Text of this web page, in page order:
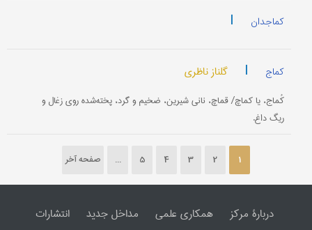
کماجدان |
کماج | گلناز ناظری
کُماج، یا کماچ/ قماچ، نانی شیرین، ضخیم و گرد، پخته‌شده روی زغال و
ریگ داغ.
1
2
3
4
5
... صفحه آخر
دربارۀ مرکز همکاری علمی مداخل جدید انتشارات